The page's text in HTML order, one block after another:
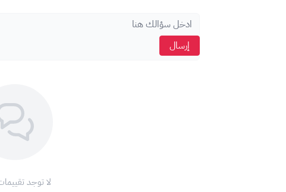
​📞للتواصل فقط
أي اتصال خلاف الرقم الموضح لا تتحمل XGATE مسؤوليته.
إرسال
لا توجد